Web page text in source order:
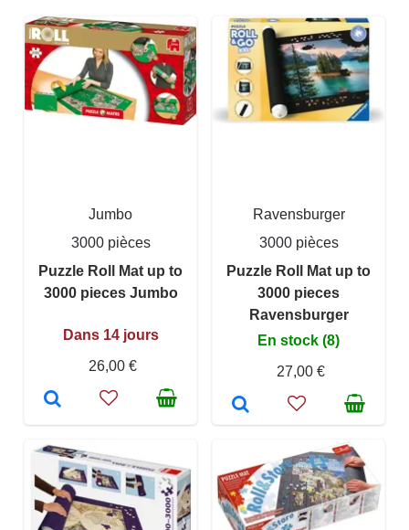
Jumbo
3000 pièces
Puzzle Roll Mat up to
3000 pieces Jumbo
Dans 14 jours
26,00 €
Ravensburger
3000 pièces
Puzzle Roll Mat up to
3000 pieces
Ravensburger
En stock (8)
27,00 €